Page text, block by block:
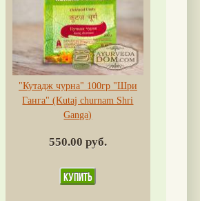
"Кутадж чурна" 100гр "Шри
Ганга" (Kutaj churnam Shri
Ganga)
550.00 руб.